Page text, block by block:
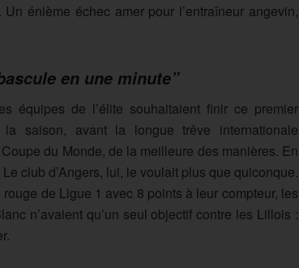
énième échec amer pour l’entraîneur angevin,
en une minute”
équipes de l’élite souhaitaient finir ce premier
saison, avant la longue trêve internationale
du Monde, de la meilleure des manières. En
club d’Angers, lui, le voulait plus que quiconque.
rouge de Ligue 1 avec 8 points à leur compteur, les
n’avaient qu’un seul objectif contre les Lillois :